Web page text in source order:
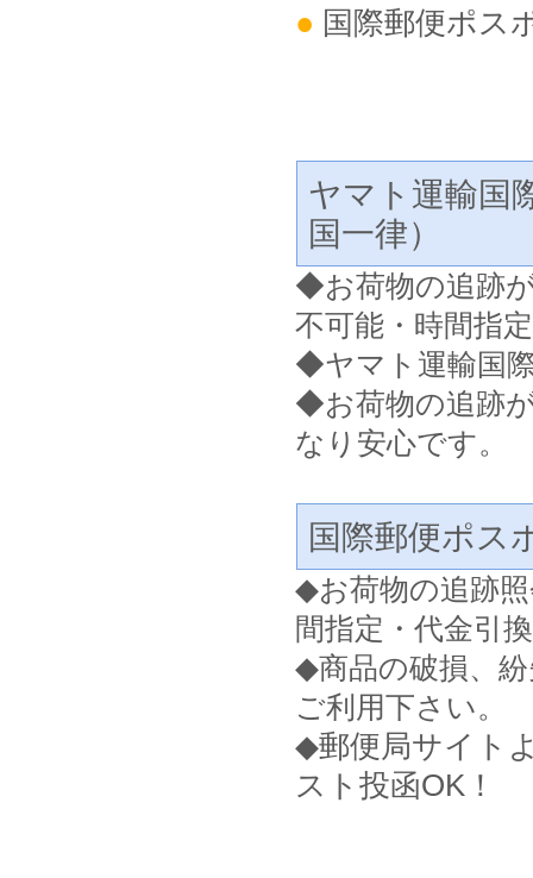
● 国際郵便ポス
ヤマト運輸国
国一律）
◆お荷物の追跡
不可能・時間指
◆ヤマト運輸国
◆お荷物の追跡
なり安心です。
国際郵便ポス
◆お荷物の追跡
間指定・代金引
◆商品の破損、
ご利用下さい。
◆郵便局サイト
スト投函OK！